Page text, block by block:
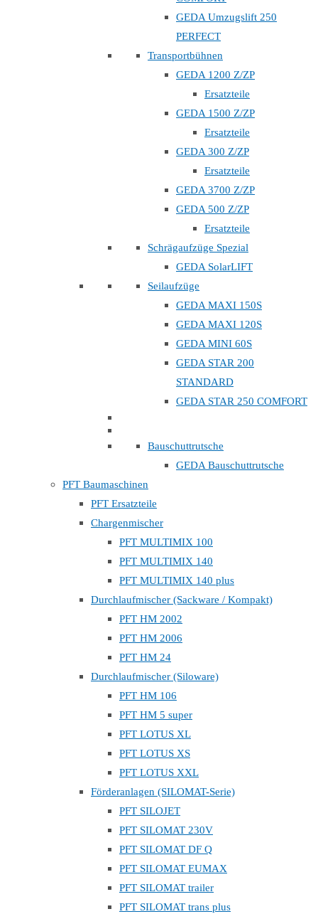
GEDA Umzugslift 250
PERFECT
Transportbühnen
GEDA 1200 Z/ZP
Ersatzteile
GEDA 1500 Z/ZP
Ersatzteile
GEDA 300 Z/ZP
Ersatzteile
GEDA 3700 Z/ZP
GEDA 500 Z/ZP
Ersatzteile
Schrägaufzüge Spezial
GEDA SolarLIFT
Seilaufzüge
GEDA MAXI 150S
GEDA MAXI 120S
GEDA MINI 60S
GEDA STAR 200
STANDARD
GEDA STAR 250 COMFORT
Bauschuttrutsche
GEDA Bauschuttrutsche
PFT Baumaschinen
PFT Ersatzteile
Chargenmischer
PFT MULTIMIX 100
PFT MULTIMIX 140
PFT MULTIMIX 140 plus
Durchlaufmischer (Sackware / Kompakt)
PFT HM 2002
PFT HM 2006
PFT HM 24
Durchlaufmischer (Siloware)
PFT HM 106
PFT HM 5 super
PFT LOTUS XL
PFT LOTUS XS
PFT LOTUS XXL
Förderanlagen (SILOMAT-Serie)
PFT SILOJET
PFT SILOMAT 230V
PFT SILOMAT DF Q
PFT SILOMAT EUMAX
PFT SILOMAT trailer
PFT SILOMAT trans plus